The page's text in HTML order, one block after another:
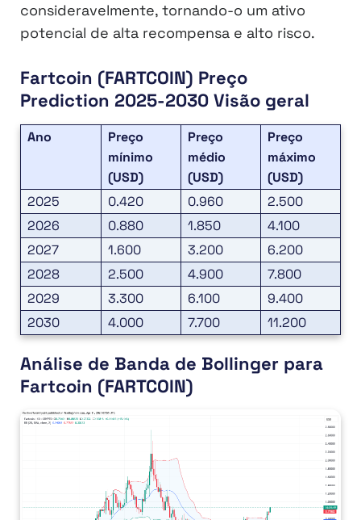
consideravelmente, tornando-o um ativo
potencial de alta recompensa e alto risco.
Fartcoin (FARTCOIN) Preço
Prediction 2025-2030 Visão geral
Ano
Preço
mínimo
(USD)
Preço
médio
(USD)
Preço
máximo
(USD)
2025
0.420 0.960
2.500
2026
0.880 1.850
4.100
2027
1.600 3.200
6.200
2028
2.500 4.900
7.800
2029
3.300 6.100
9.400
2030
4.000 7.700 11.200
Análise de Banda de Bollinger para
Fartcoin (FARTCOIN)